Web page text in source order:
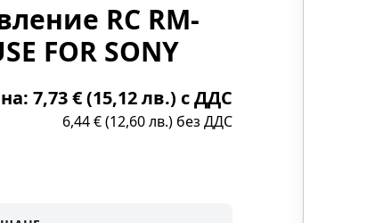
RC RM-
FOR SONY
7,73 € (15,12 лв.) с ДДС
6,44 € (12,60 лв.) без ДДС